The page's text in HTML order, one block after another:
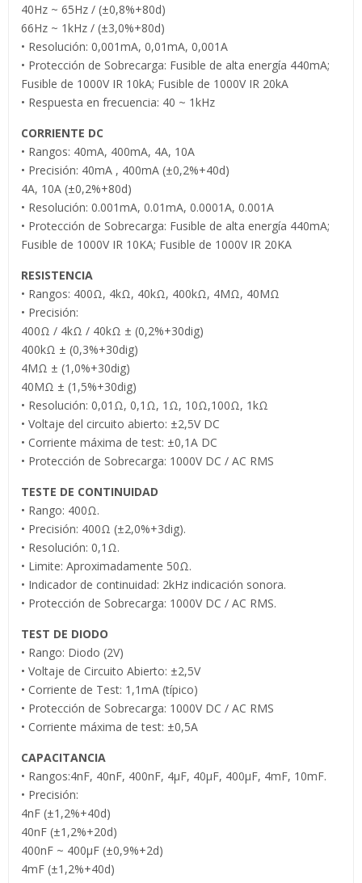
40Hz ~ 65Hz / (±0,8%+80d)
66Hz ~ 1kHz / (±3,0%+80d)
• Resolución: 0,001mA, 0,01mA, 0,001A
• Protección de Sobrecarga: Fusible de alta energía 440mA;
Fusible de 1000V IR 10kA; Fusible de 1000V IR 20kA
• Respuesta en frecuencia: 40 ~ 1kHz
CORRIENTE DC
• Rangos: 40mA, 400mA, 4A, 10A
• Precisión: 40mA , 400mA (±0,2%+40d)
4A, 10A (±0,2%+80d)
• Resolución: 0.001mA, 0.01mA, 0.0001A, 0.001A
• Protección de Sobrecarga: Fusible de alta energía 440mA;
Fusible de 1000V IR 10KA; Fusible de 1000V IR 20KA
RESISTENCIA
• Rangos: 400Ω, 4kΩ, 40kΩ, 400kΩ, 4MΩ, 40MΩ
• Precisión:
400Ω / 4kΩ / 40kΩ ± (0,2%+30dig)
400kΩ ± (0,3%+30dig)
4MΩ ± (1,0%+30dig)
40MΩ ± (1,5%+30dig)
• Resolución: 0,01Ω, 0,1Ω, 1Ω, 10Ω,100Ω, 1kΩ
• Voltaje del circuito abierto: ±2,5V DC
• Corriente máxima de test: ±0,1A DC
• Protección de Sobrecarga: 1000V DC / AC RMS
TESTE DE CONTINUIDAD
• Rango: 400Ω.
• Precisión: 400Ω (±2,0%+3dig).
• Resolución: 0,1Ω.
• Limite: Aproximadamente 50Ω.
• Indicador de continuidad: 2kHz indicación sonora.
• Protección de Sobrecarga: 1000V DC / AC RMS.
TEST DE DIODO
• Rango: Diodo (2V)
• Voltaje de Circuito Abierto: ±2,5V
• Corriente de Test: 1,1mA (típico)
• Protección de Sobrecarga: 1000V DC / AC RMS
• Corriente máxima de test: ±0,5A
CAPACITANCIA
• Rangos:4nF, 40nF, 400nF, 4µF, 40µF, 400µF, 4mF, 10mF.
• Precisión:
4nF (±1,2%+40d)
40nF (±1,2%+20d)
400nF ~ 400µF (±0,9%+2d)
4mF (±1,2%+40d)